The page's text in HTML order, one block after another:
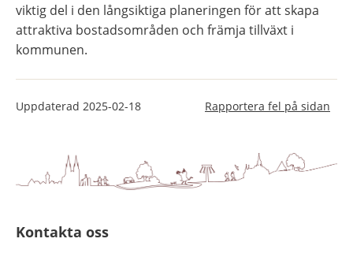
viktig del i den långsiktiga planeringen för att skapa
attraktiva bostadsområden och främja tillväxt i
kommunen.
Uppdaterad 2025-02-18 Rapportera fel på sidan
Kontakta oss